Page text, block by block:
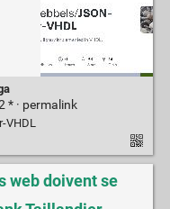
* · permalink
web doivent se